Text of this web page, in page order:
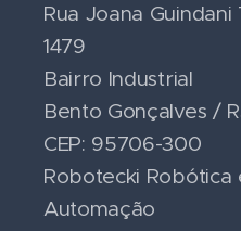
Rua Joana Guindani
1479
Bairro Industrial
Bento Gonçalves /
CEP: 95706-300
Robotecki Robótica
Automação